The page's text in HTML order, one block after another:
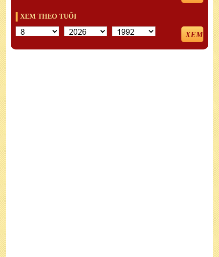
XEM THEO TUỔI
XEM